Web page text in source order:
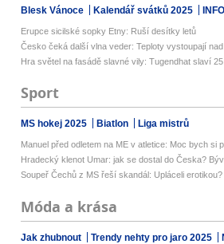
Blesk Vánoce Kalendář svátků 2025
Erupce sicilské sopky Etny: Ruší desítky letů
Česko čeká další vlna veder: Teploty vystoupají nad
Hra světel na fasádě slavné vily: Tugendhat slaví 25
Sport
MS hokej 2025 Biatlon Liga mistrů
Manuel před odletem na ME v atletice: Moc bych si
Hradecký klenot Umar: jak se dostal do Česka?
Soupeř Čechů z MS řeší skandál: Upláceli erotikou?
Móda a krása
Jak zhubnout Trendy nehty pro jaro 2025